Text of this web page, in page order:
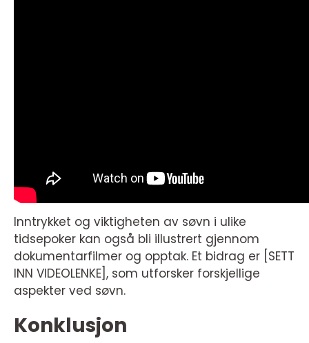
Inntrykket og viktigheten av søvn i ulike
tidsepoker kan også bli illustrert gjennom
dokumentarfilmer og opptak. Et bidrag er [SETT
INN VIDEOLENKE], som utforsker forskjellige
aspekter ved søvn.
Konklusjon